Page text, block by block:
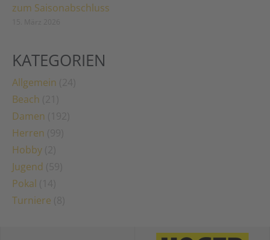
zum Saisonabschluss
KATEGORIEN
Allgemein
Beach
Damen
Herren
Hobby
Jugend
Pokal
Turniere